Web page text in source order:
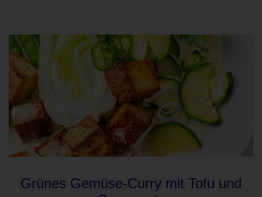
Grünes Gemüse-Curry mit Tofu und